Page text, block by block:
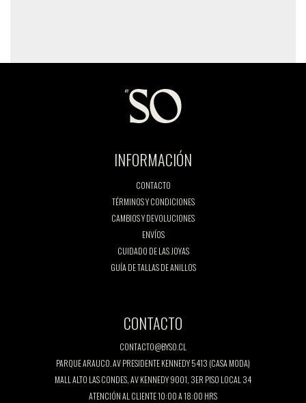
INFORMACIÓN
CONTACTO
TÉRMINOS Y CONDICIONES
CAMBIOS Y DEVOLUCIONES
ENVÍOS
CUIDADO DE LAS JOYAS
GUÍA DE TALLAS DE ANILLOS
CONTACTO
CONTACTO@BYSO.CL
PARQUE ARAUCO. AV PRESIDENTE KENNEDY 5413 (CASA MODA)
MALL ALTO LAS CONDES, AV KENNEDY 9001, 3ER PISO LOCAL 34
ATENCIÓN AL CLIENTE 10:00 A 18:00 HRS